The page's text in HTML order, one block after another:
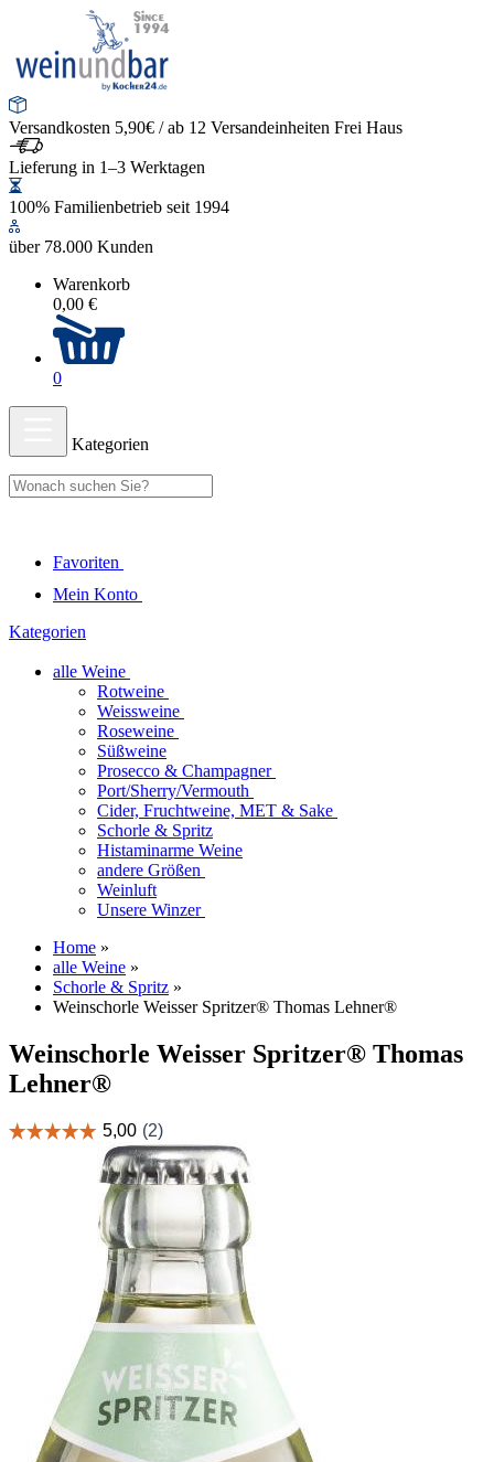
Versandkosten 5,90€ / ab 12 Versandeinheiten Frei Haus
Lieferung in 1–3 Werktagen
100% Familienbetrieb seit 1994
über 78.000 Kunden
Warenkorb
0,00 €
0
Kategorien
Favoriten
Mein Konto
Kategorien
alle Weine
Rotweine
Weissweine
Roseweine
Süßweine
Prosecco & Champagner
Port/Sherry/Vermouth
Cider, Fruchtweine, MET & Sake
Schorle & Spritz
Histaminarme Weine
andere Größen
Weinluft
Unsere Winzer
Home »
alle Weine »
Schorle & Spritz »
Weinschorle Weisser Spritzer® Thomas Lehner®
Weinschorle Weisser Spritzer® Thomas
Lehner®